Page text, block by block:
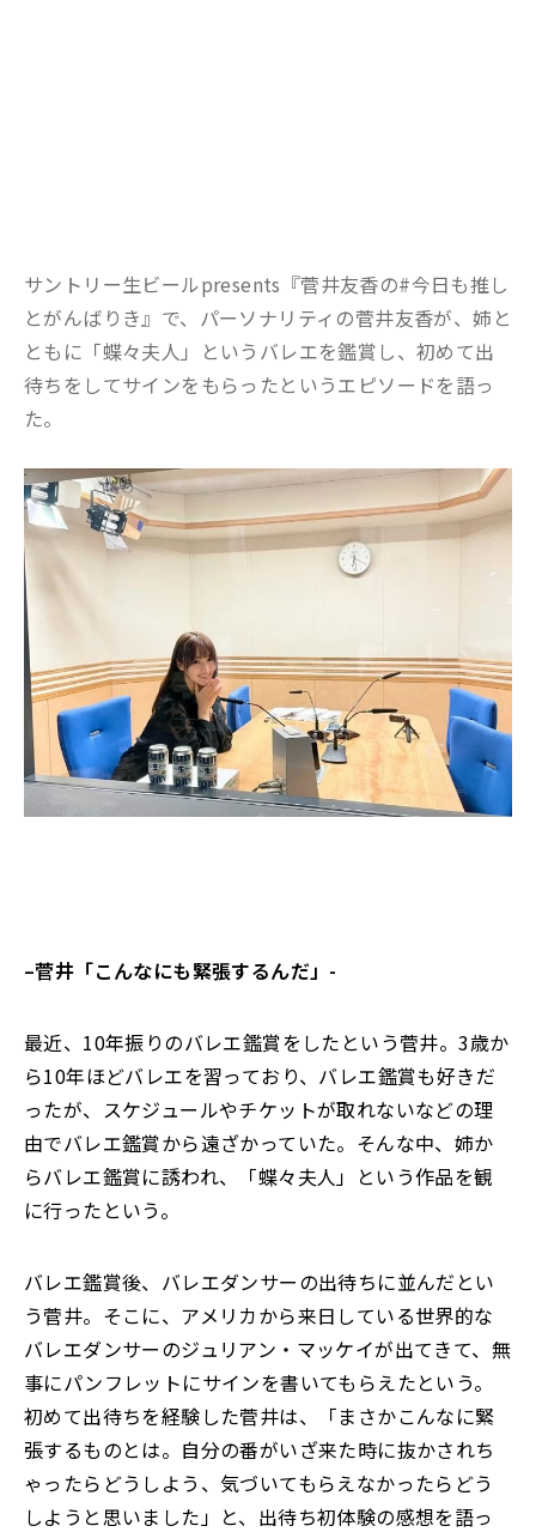
サントリー生ビールpresents『菅井友香の#今日も推し
とがんばりき』で、パーソナリティの菅井友香が、姉と
ともに「蝶々夫人」というバレエを鑑賞し、初めて出
待ちをしてサインをもらったというエピソードを語っ
た。
–菅井「こんなにも緊張するんだ」-
最近、10年振りのバレエ鑑賞をしたという菅井。3歳か
ら10年ほどバレエを習っており、バレエ鑑賞も好きだ
ったが、スケジュールやチケットが取れないなどの理
由でバレエ鑑賞から遠ざかっていた。そんな中、姉か
らバレエ鑑賞に誘われ、「蝶々夫人」という作品を観
に行ったという。
バレエ鑑賞後、バレエダンサーの出待ちに並んだとい
う菅井。そこに、アメリカから来日している世界的な
バレエダンサーのジュリアン・マッケイが出てきて、無
事にパンフレットにサインを書いてもらえたという。
初めて出待ちを経験した菅井は、「まさかこんなに緊
張するものとは。自分の番がいざ来た時に抜かされち
ゃったらどうしよう、気づいてもらえなかったらどう
しようと思いました」と、出待ち初体験の感想を語っ